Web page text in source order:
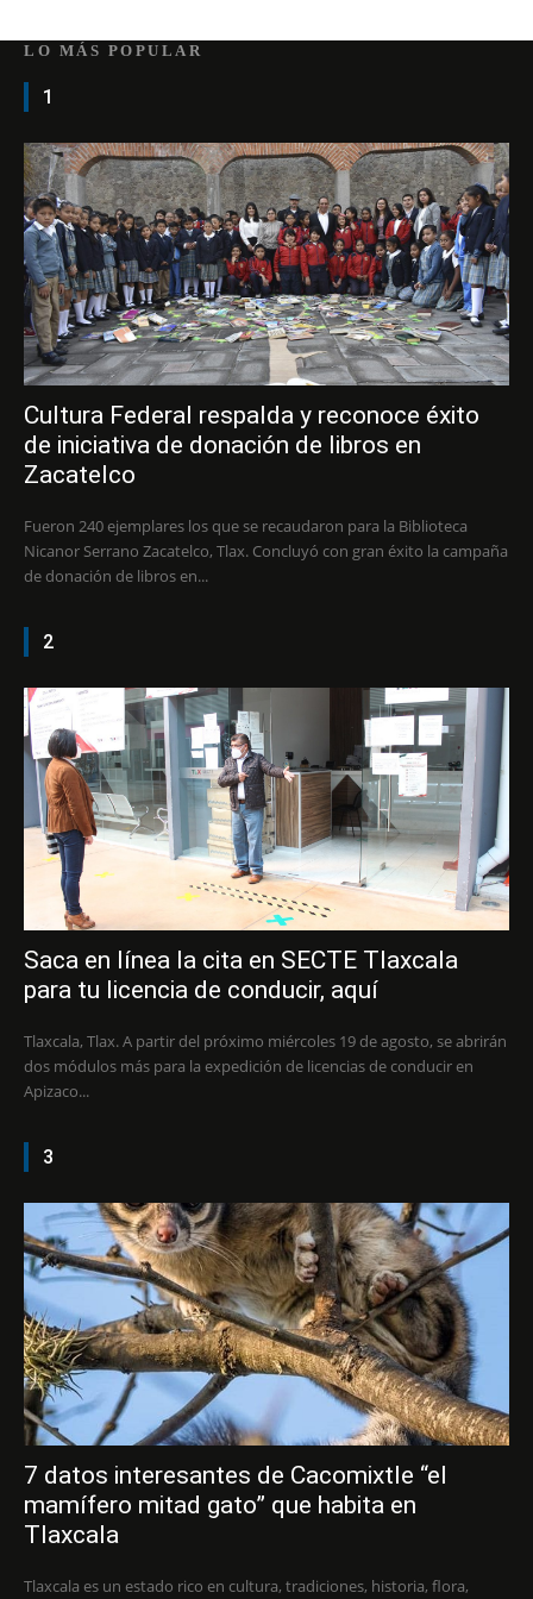
LO MÁS POPULAR
1
Cultura Federal respalda y reconoce éxito
de iniciativa de donación de libros en
Zacatelco
Fueron 240 ejemplares los que se recaudaron para la Biblioteca
Nicanor Serrano Zacatelco, Tlax. Concluyó con gran éxito la campaña
de donación de libros en...
2
Saca en línea la cita en SECTE Tlaxcala
para tu licencia de conducir, aquí
Tlaxcala, Tlax. A partir del próximo miércoles 19 de agosto, se abrirán
dos módulos más para la expedición de licencias de conducir en
Apizaco...
3
7 datos interesantes de Cacomixtle “el
mamífero mitad gato” que habita en
Tlaxcala
Tlaxcala es un estado rico en cultura, tradiciones, historia, flora,